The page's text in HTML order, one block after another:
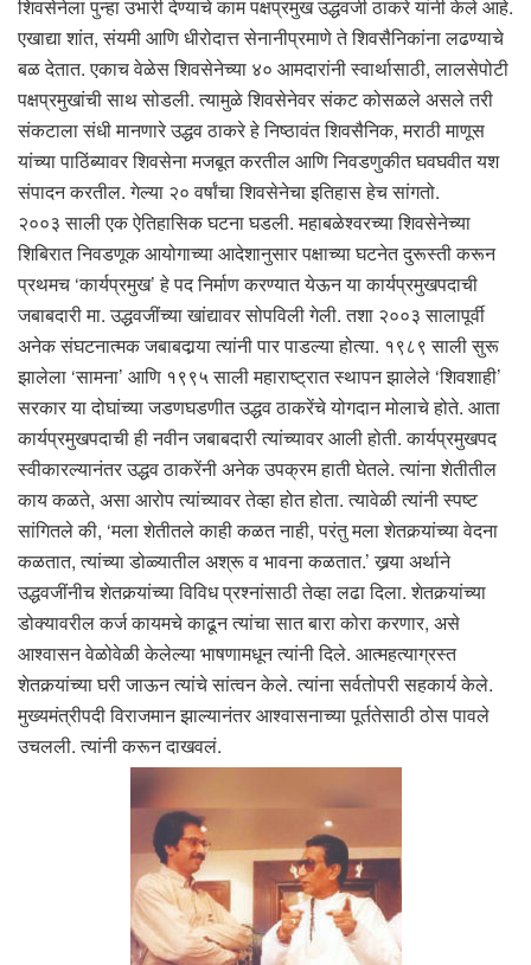
शिवसेनेला पुन्हा उभारी देण्याचे काम पक्षप्रमुख उद्धवजी ठाकरे यांनी केले आहे.
एखाद्या शांत, संयमी आणि धीरोदात्त सेनानीप्रमाणे ते शिवसैनिकांना लढण्याचे
बळ देतात. एकाच वेळेस शिवसेनेच्या ४० आमदारांनी स्वार्थासाठी, लालसेपोटी
पक्षप्रमुखांची साथ सोडली. त्यामुळे शिवसेनेवर संकट कोसळले असले तरी
संकटाला संधी मानणारे उद्धव ठाकरे हे निष्ठावंत शिवसैनिक, मराठी माणूस
यांच्या पाठिंब्यावर शिवसेना मजबूत करतील आणि निवडणुकीत घवघवीत यश
संपादन करतील. गेल्या २० वर्षांचा शिवसेनेचा इतिहास हेच सांगतो.
२००३ साली एक ऐतिहासिक घटना घडली. महाबळेश्वरच्या शिवसेनेच्या
शिबिरात निवडणूक आयोगाच्या आदेशानुसार पक्षाच्या घटनेत दुरूस्ती करून
प्रथमच ‘कार्यप्रमुख’ हे पद निर्माण करण्यात येऊन या कार्यप्रमुखपदाची
जबाबदारी मा. उद्धवजींच्या खांद्यावर सोपविली गेली. तशा २००३ सालापूर्वी
अनेक संघटनात्मक जबाबदार्‍या त्यांनी पार पाडल्या होत्या. १९८९ साली सुरू
झालेला ‘सामना’ आणि १९९५ साली महाराष्ट्रात स्थापन झालेले ‘शिवशाही’
सरकार या दोघांच्या जडणघडणीत उद्धव ठाकरेंचे योगदान मोलाचे होते. आता
कार्यप्रमुखपदाची ही नवीन जबाबदारी त्यांच्यावर आली होती. कार्यप्रमुखपद
स्वीकारल्यानंतर उद्धव ठाकरेंनी अनेक उपक्रम हाती घेतले. त्यांना शेतीतील
काय कळते, असा आरोप त्यांच्यावर तेव्हा होत होता. त्यावेळी त्यांनी स्पष्ट
सांगितले की, ‘मला शेतीतले काही कळत नाही, परंतु मला शेतकर्‍यांच्या वेदना
कळतात, त्यांच्या डोळ्यातील अश्रू व भावना कळतात.’ खर्‍या अर्थाने
उद्धवजींनीच शेतकर्‍यांच्या विविध प्रश्नांसाठी तेव्हा लढा दिला. शेतकर्‍यांच्या
डोक्यावरील कर्ज कायमचे काढून त्यांचा सात बारा कोरा करणार, असे
आश्वासन वेळोवेळी केलेल्या भाषणामधून त्यांनी दिले. आत्महत्याग्रस्त
शेतकर्‍यांच्या घरी जाऊन त्यांचे सांत्वन केले. त्यांना सर्वतोपरी सहकार्य केले.
मुख्यमंत्रीपदी विराजमान झाल्यानंतर आश्वासनाच्या पूर्ततेसाठी ठोस पावले
उचलली. त्यांनी करून दाखवलं.